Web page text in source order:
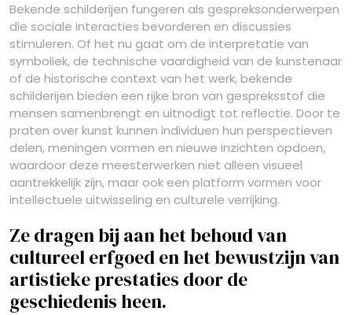
Bekende schilderijen fungeren als gespreksonderwerpen
die sociale interacties bevorderen en discussies
stimuleren. Of het nu gaat om de interpretatie van
symboliek, de technische vaardigheid van de kunstenaar
of de historische context van het werk, bekende
schilderijen bieden een rijke bron van gespreksstof die
mensen samenbrengt en uitnodigt tot reflectie. Door te
praten over kunst kunnen individuen hun perspectieven
delen, meningen vormen en nieuwe inzichten opdoen,
waardoor deze meesterwerken niet alleen visueel
aantrekkelijk zijn, maar ook een platform vormen voor
intellectuele uitwisseling en culturele verrijking.
Ze dragen bij aan het behoud van
cultureel erfgoed en het bewustzijn van
artistieke prestaties door de
geschiedenis heen.